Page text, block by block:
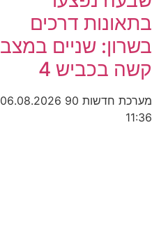
בתאונות דרכים
בשרון: שניים במצב
קשה בכביש 4
מערכת חדשות 90
06.08.2026
11:36